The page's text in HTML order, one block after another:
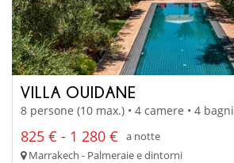
VILLA OUIDANE
8 persone (10 max.) • 4 camere • 4 bagni
825 € - 1 280 €
a notte
Marrakech - Palmeraie e dintorni